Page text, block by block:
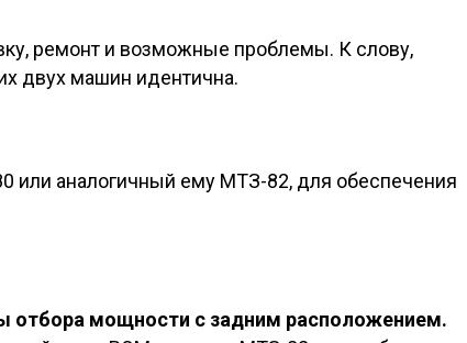
ремонт и возможные проблемы. К слову,
двух машин идентична.
или аналогичный ему МТЗ-82, для обеспечения
мощности с задним расположением.